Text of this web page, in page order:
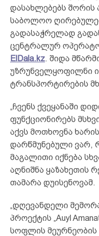
დასახლებებს შორის
საბოლოო
გადასაჭრელად
ცენტრალურ
ElDala.kz. შიდა
უზრუნველყოფილნი
ტრანსპორტირების
„ჩვენს ქვეყანაში
ფუნქციონირებს
აქვს მოთხოვნა
დარწმუნებული ვარ,
მაგალითი იქნება
აღნიშნა ყაზახეთის
თამარა დუისენოვამ.
„დღევანდელი
პროექტის „Auyl
სოფლის მეურნეობის